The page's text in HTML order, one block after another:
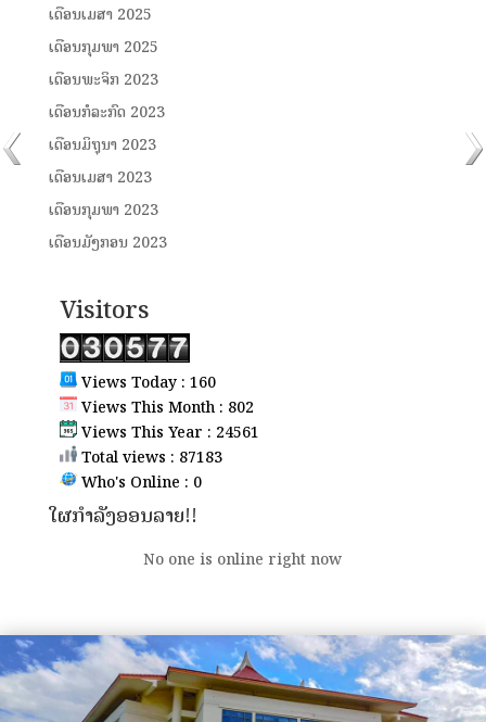
ເດືອນເມສາ 2025
ເດືອນກຸມພາ 2025
ເດືອນພະຈິກ 2023
ເດືອນກໍລະກົດ 2023
ເດືອນມິຖຸນາ 2023
ເດືອນເມສາ 2023
ເດືອນກຸມພາ 2023
ເດືອນມັງກອນ 2023
Visitors
Views Today : 160
Views This Month : 802
Views This Year : 24561
Total views : 87183
Who's Online : 0
ໃຜກຳລັງອອນລາຍ!!
No one is online right now